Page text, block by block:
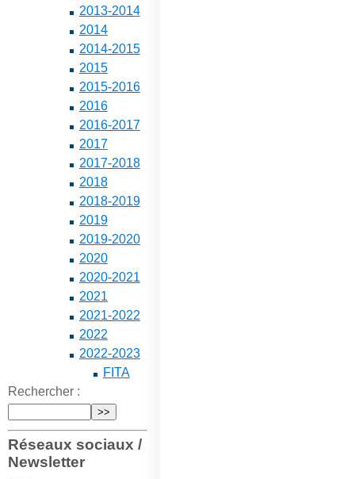
2013-2014
2014
2014-2015
2015
2015-2016
2016
2016-2017
2017
2017-2018
2018
2018-2019
2019
2019-2020
2020
2020-2021
2021
2021-2022
2022
2022-2023
FITA
Rechercher :
Réseaux sociaux /
Newsletter